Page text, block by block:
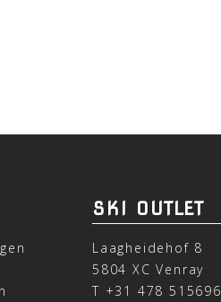
SKI OUTLET
Laagheidehof 8
5804 XC Venray
T +31 478 515696